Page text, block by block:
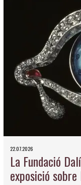
22.07.2026
La Fundació
exposició